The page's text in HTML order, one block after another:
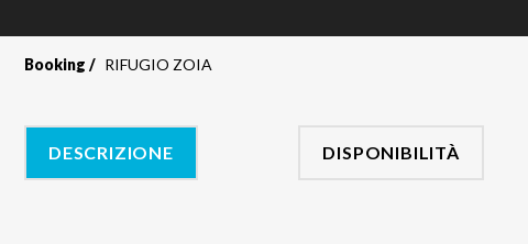
Booking RIFUGIO ZOIA
DESCRIZIONE DISPONIBILITÀ